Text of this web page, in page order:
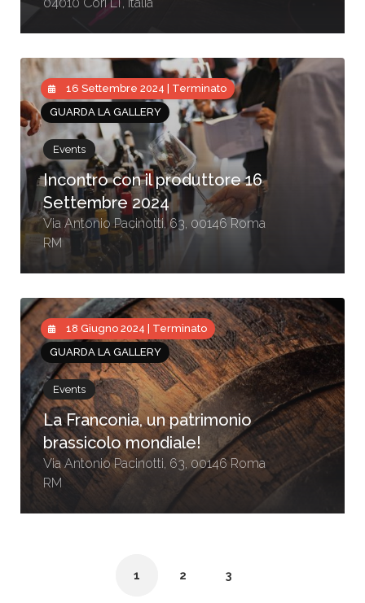
16 Settembre 2024 | Terminato
GUARDA LA GALLERY
Events
Incontro con il produttore 16
Settembre 2024
Via Antonio Pacinotti, 63, 00146 Roma
RM
18 Giugno 2024 | Terminato
GUARDA LA GALLERY
Events
La Franconia, un patrimonio
brassicolo mondiale!
Via Antonio Pacinotti, 63, 00146 Roma
RM
1 2 3